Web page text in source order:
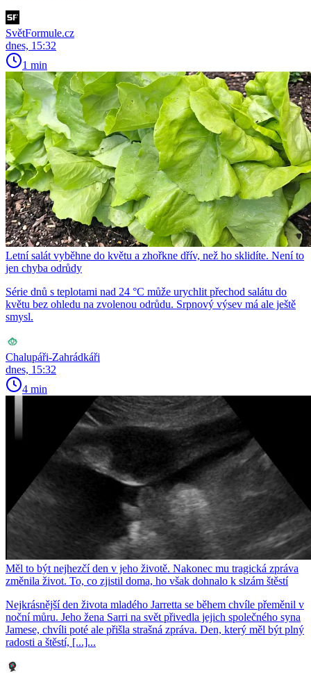
SvětFormule.cz
dnes, 15:32
1 min
Letní salát vyběhne do květu a zhořkne dřív, než ho sklidíte. Není to
jen chyba odrůdy
Série dnů s teplotami nad 24 °C může urychlit přechod salátu do
květu bez ohledu na zvolenou odrůdu. Srpnový výsev má ale ještě
smysl.
Chalupáři-Zahrádkáři
dnes, 15:32
4 min
Měl to být nejhezčí den v jeho životě. Nakonec mu tragická zpráva
změnila život. To, co zjistil doma, ho však dohnalo k slzám štěstí
Nejkrásnější den života mladého Jarretta se během chvíle přeměnil v
noční můru. Jeho žena Sarri na svět přivedla jejich společného syna
Jamese, chvíli poté ale přišla strašná zpráva. Den, který měl být plný
radosti a štěstí, [...]...